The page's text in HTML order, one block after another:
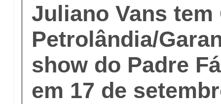
Juliano Vans tem
Petrolândia/
show do Padre
em 17 de